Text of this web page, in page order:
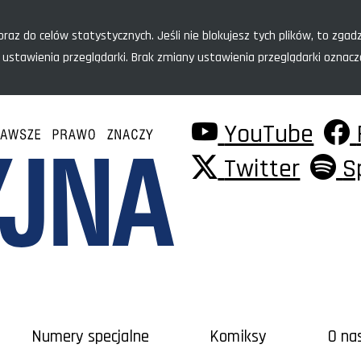
do celów statystycznych. Jeśli nie blokujesz tych plików, to
przeglądarki. Brak zmiany ustawienia przeglądarki
YouTube
Twitter
Numery specjalne Komiksy O